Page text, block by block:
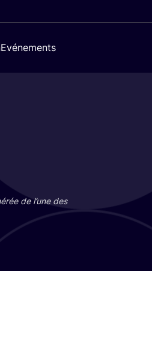
Evénements
de l’une des